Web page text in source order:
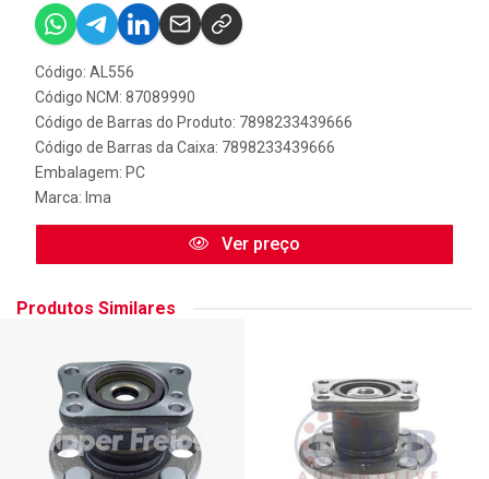
Código: AL556
Código NCM: 87089990
Código de Barras do Produto: 7898233439666
Código de Barras da Caixa: 7898233439666
Embalagem: PC
Marca: Ima
Ver preço
Produtos Similares